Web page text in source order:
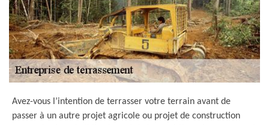
Avez-vous l’intention de terrasser votre terrain avant de
passer à un autre projet agricole ou projet de construction